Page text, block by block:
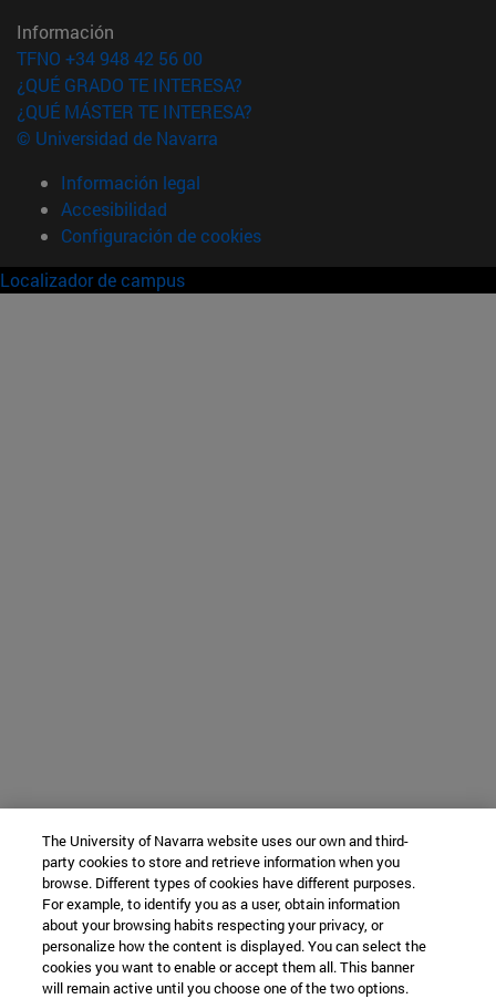
Información
TFNO +34 948 42 56 00
¿QUÉ GRADO TE INTERESA?
¿QUÉ MÁSTER TE INTERESA?
© Universidad de Navarra
Información legal
Accesibilidad
Configuración de cookies
Localizador de campus
The University of Navarra website uses our own and third-
party cookies to store and retrieve information when you
browse. Different types of cookies have different purposes.
For example, to identify you as a user, obtain information
about your browsing habits respecting your privacy, or
personalize how the content is displayed. You can select the
cookies you want to enable or accept them all. This banner
will remain active until you choose one of the two options.